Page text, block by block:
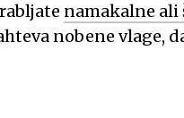
namakalne
nobene vlage,